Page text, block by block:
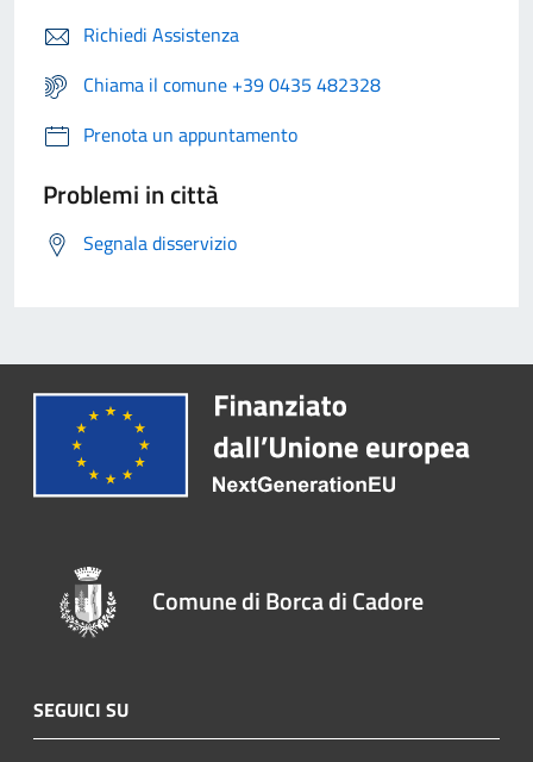
Richiedi Assistenza
Chiama il comune +39 0435 482328
Prenota un appuntamento
Problemi in città
Segnala disservizio
Comune di Borca di Cadore
SEGUICI SU